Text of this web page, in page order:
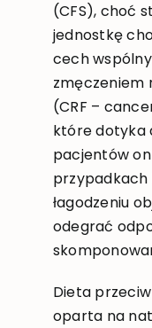
(CFS), choć
jednostkę
cech
zmęczeniem
(CRF –
które dotyka
pacjentów
przypadkach
łagodzeniu
odegrać
Dieta
oparta na